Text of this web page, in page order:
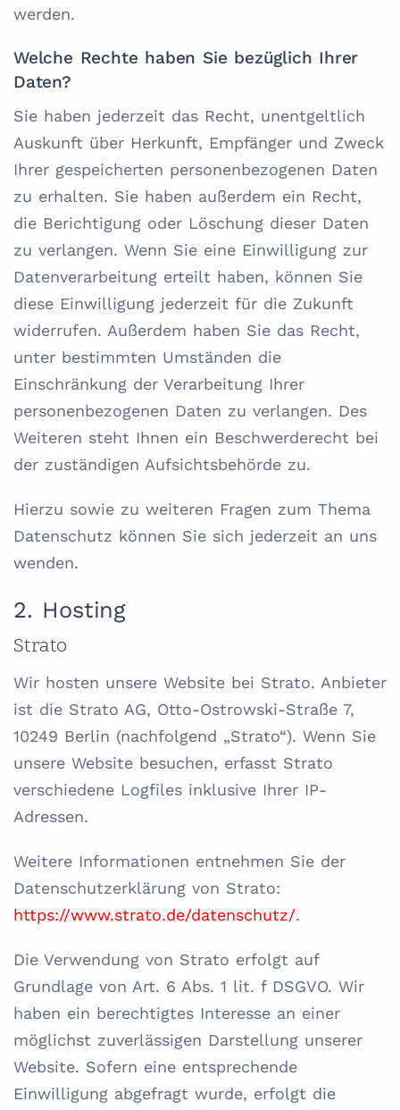
werden.
Welche Rechte haben Sie bezüglich Ihrer
Daten?
Sie haben jederzeit das Recht, unentgeltlich
Auskunft über Herkunft, Empfänger und Zweck
Ihrer gespeicherten personenbezogenen Daten
zu erhalten. Sie haben außerdem ein Recht,
die Berichtigung oder Löschung dieser Daten
zu verlangen. Wenn Sie eine Einwilligung zur
Datenverarbeitung erteilt haben, können Sie
diese Einwilligung jederzeit für die Zukunft
widerrufen. Außerdem haben Sie das Recht,
unter bestimmten Umständen die
Einschränkung der Verarbeitung Ihrer
personenbezogenen Daten zu verlangen. Des
Weiteren steht Ihnen ein Beschwerderecht bei
der zuständigen Aufsichtsbehörde zu.
Hierzu sowie zu weiteren Fragen zum Thema
Datenschutz können Sie sich jederzeit an uns
wenden.
2. Hosting
Strato
Wir hosten unsere Website bei Strato. Anbieter
ist die Strato AG, Otto-Ostrowski-Straße 7,
10249 Berlin (nachfolgend „Strato“). Wenn Sie
unsere Website besuchen, erfasst Strato
verschiedene Logfiles inklusive Ihrer IP-
Adressen.
Weitere Informationen entnehmen Sie der
Datenschutzerklärung von Strato:
https://www.strato.de/datenschutz/.
Die Verwendung von Strato erfolgt auf
Grundlage von Art. 6 Abs. 1 lit. f DSGVO. Wir
haben ein berechtigtes Interesse an einer
möglichst zuverlässigen Darstellung unserer
Website. Sofern eine entsprechende
Einwilligung abgefragt wurde, erfolgt die